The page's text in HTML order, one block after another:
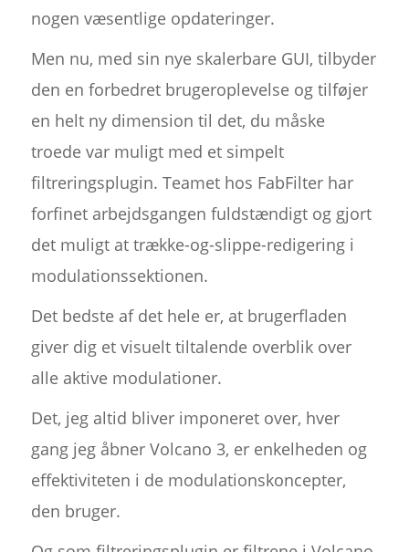
nogen væsentlige opdateringer.
Men nu, med sin nye skalerbare GUI, tilbyder
den en forbedret brugeroplevelse og tilføjer
en helt ny dimension til det, du måske
troede var muligt med et simpelt
filtreringsplugin. Teamet hos FabFilter har
forfinet arbejdsgangen fuldstændigt og gjort
det muligt at trække-og-slippe-redigering i
modulationssektionen.
Det bedste af det hele er, at brugerfladen
giver dig et visuelt tiltalende overblik over
alle aktive modulationer.
Det, jeg altid bliver imponeret over, hver
gang jeg åbner Volcano 3, er enkelheden og
effektiviteten i de modulationskoncepter,
den bruger.